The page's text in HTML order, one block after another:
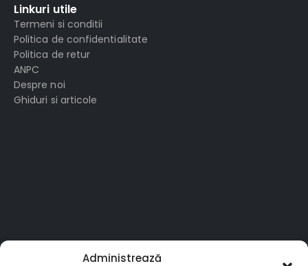
Administrează
Linkuri utile
Termeni si conditii
Politica de confidentialitate
Politica de retur
ANPC
Despre noi
Ghiduri si articole